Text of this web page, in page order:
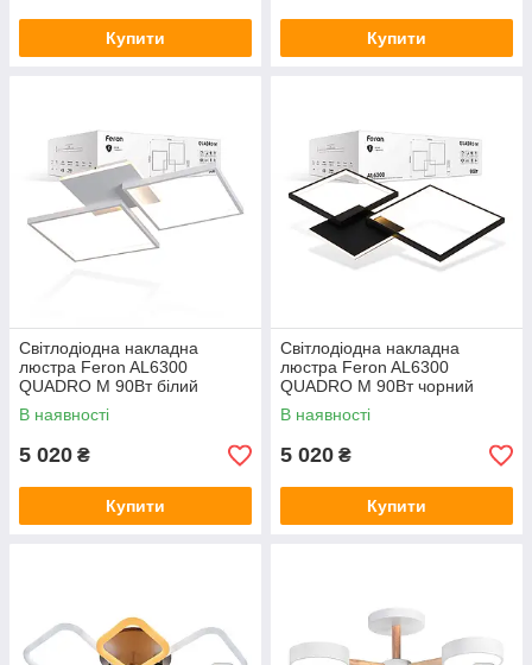
Купити Купити
Світлодіодна накладна
люстра Feron AL6300
QUADRO M 90Вт білий
В наявності
5 020 ₴
Купити
Світлодіодна накладна
люстра Feron AL6300
QUADRO M 90Вт чорний
В наявності
5 020 ₴
Купити